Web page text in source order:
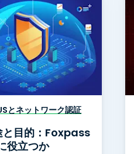
とネットワーク認証
と目的：Foxpass
役立つか